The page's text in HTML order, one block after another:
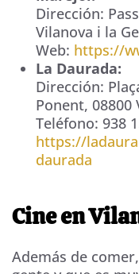
Dirección:
Vilanova i la
Web: https://
La Daurada:
Dirección:
Ponent, 08800
Teléfono: 938
https://
daurada
Cine en
Además de